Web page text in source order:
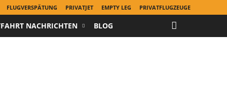
FLUGVERSPÄTUNG PRIVATJET EMPTY LEG PRIVATFLUGZEUGE
NACHRICHTEN BLOG